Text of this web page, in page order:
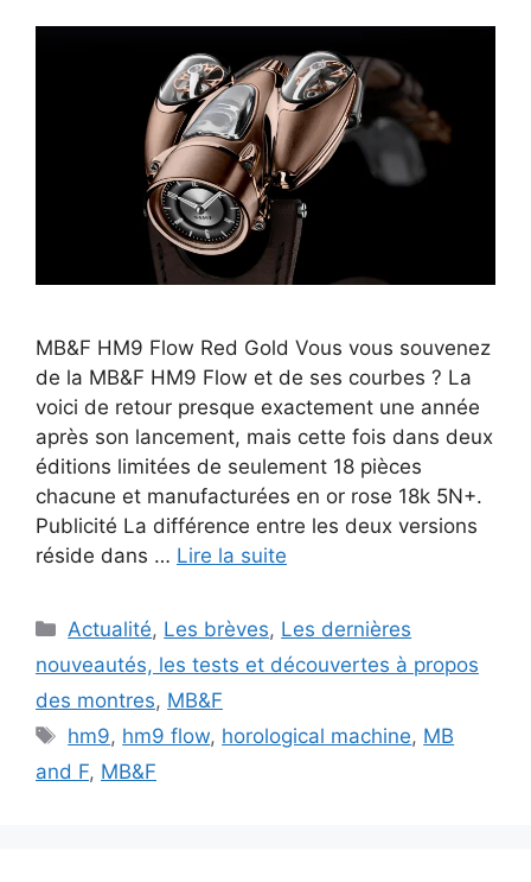
MB&F HM9 Flow Red Gold Vous vous souvenez
de la MB&F HM9 Flow et de ses courbes ? La
voici de retour presque exactement une année
après son lancement, mais cette fois dans deux
éditions limitées de seulement 18 pièces
chacune et manufacturées en or rose 18k 5N+.
Publicité La différence entre les deux versions
réside dans … Lire la suite
Catégories
Actualité, Les brèves, Les dernières
nouveautés, les tests et découvertes à propos
des montres, MB&F
Étiquettes
hm9, hm9 flow, horological machine, MB
and F, MB&F